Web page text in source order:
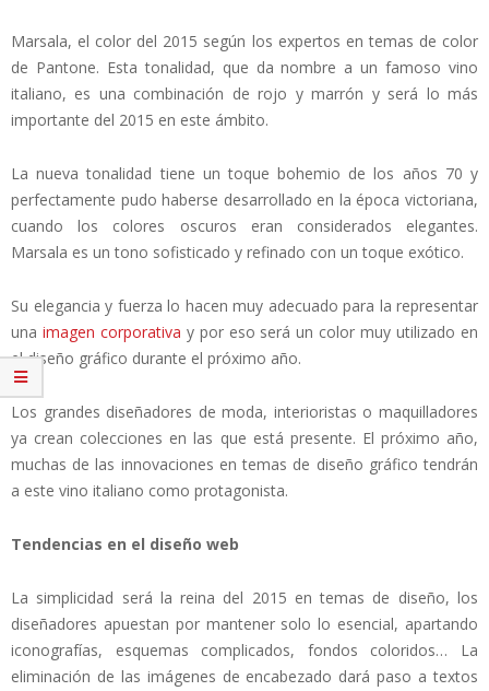
Marsala, el color del 2015 según los expertos en temas de color
de Pantone. Esta tonalidad, que da nombre a un famoso vino
italiano, es una combinación de rojo y marrón y será lo más
importante del 2015 en este ámbito.
La nueva tonalidad tiene un toque bohemio de los años 70 y
perfectamente pudo haberse desarrollado en la época victoriana,
cuando los colores oscuros eran considerados elegantes.
Marsala es un tono sofisticado y refinado con un toque exótico.
Su elegancia y fuerza lo hacen muy adecuado para la representar
una imagen corporativa y por eso será un color muy utilizado en
el diseño gráfico durante el próximo año.
Los grandes diseñadores de moda, interioristas o maquilladores
ya crean colecciones en las que está presente. El próximo año,
muchas de las innovaciones en temas de diseño gráfico tendrán
a este vino italiano como protagonista.
Tendencias en el diseño web
La simplicidad será la reina del 2015 en temas de diseño, los
diseñadores apuestan por mantener solo lo esencial, apartando
iconografías, esquemas complicados, fondos coloridos… La
eliminación de las imágenes de encabezado dará paso a textos